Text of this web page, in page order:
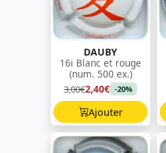
DAUBY
16i Blanc et rouge
(num. 500 ex.)
3,00€2,40€ -20%
Ajouter